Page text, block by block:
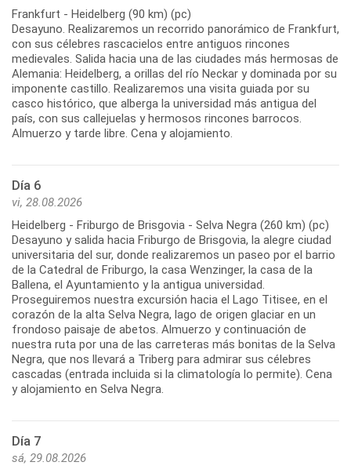
Frankfurt - Heidelberg (90 km) (pc)
Desayuno. Realizaremos un recorrido panorámico de Frankfurt,
con sus célebres rascacielos entre antiguos rincones
medievales. Salida hacia una de las ciudades más hermosas de
Alemania: Heidelberg, a orillas del río Neckar y dominada por su
imponente castillo. Realizaremos una visita guiada por su
casco histórico, que alberga la universidad más antigua del
país, con sus callejuelas y hermosos rincones barrocos.
Día 6
vi, 28.08.2026
Heidelberg - Friburgo de Brisgovia - Selva Negra (260 km) (pc)
Desayuno y salida hacia Friburgo de Brisgovia, la alegre ciudad
universitaria del sur, donde realizaremos un paseo por el barrio
de la Catedral de Friburgo, la casa Wenzinger, la casa de la
Ballena, el Ayuntamiento y la antigua universidad.
Proseguiremos nuestra excursión hacia el Lago Titisee, en el
corazón de la alta Selva Negra, lago de origen glaciar en un
frondoso paisaje de abetos. Almuerzo y continuación de
nuestra ruta por una de las carreteras más bonitas de la Selva
Negra, que nos llevará a Triberg para admirar sus célebres
cascadas (entrada incluida si la climatología lo permite). Cena
Día 7
sá, 29.08.2026